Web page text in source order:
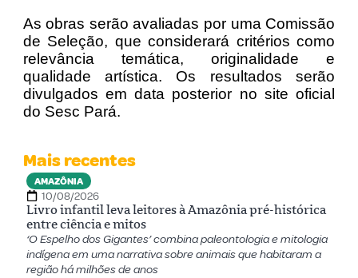
As obras serão avaliadas por uma Comissão
de Seleção, que considerará critérios como
relevância temática, originalidade e
qualidade artística. Os resultados serão
divulgados em data posterior no site oficial
do Sesc Pará.
Mais recentes
AMAZÔNIA
10/08/2026
Livro infantil leva leitores à Amazônia pré-histórica
entre ciência e mitos
‘O Espelho dos Gigantes’ combina paleontologia e mitologia
indígena em uma narrativa sobre animais que habitaram a
região há milhões de anos